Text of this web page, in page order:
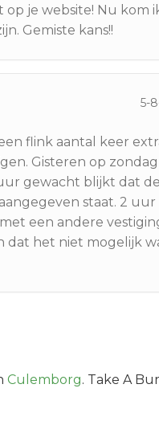
op je website! Nu kom
Gemiste kans!!
5-
flink aantal keer
Gisteren op zondag
gewacht blijkt dat de
staat. 2 uur
een andere
dat het niet mogelijk
Culemborg. Take A